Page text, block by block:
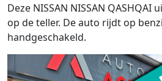
Deze NISSAN NISSAN QASHQAI
op de teller. De auto rijdt op
handgeschakeld.